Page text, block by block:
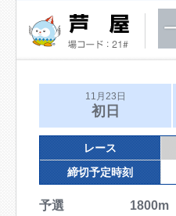
11月23日
初日
レース
締切予定時刻
予選 1800m